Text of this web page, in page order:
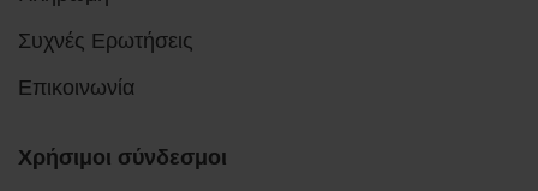
Συχνές Ερωτήσεις
Επικοινωνία
Χρήσιμοι σύνδεσμοι